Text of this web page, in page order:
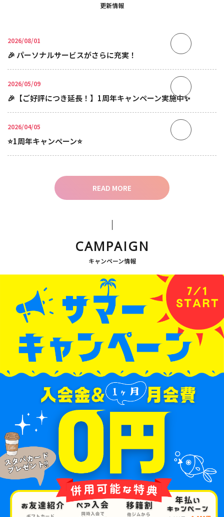
更新情報
2026/08/01
🎉 パーソナルサービスがさらに充実！
2026/05/09
🎉【ご好評につき延長！】1周年キャンペーン実施中✨
2026/04/05
⭐1周年キャンペーン⭐
READ MORE
CAMPAIGN
キャンペーン情報